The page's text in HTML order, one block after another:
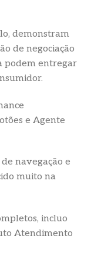
demonstram
de negociação
podem entregar
e Agente
navegação e
muito na
incluo
Atendimento